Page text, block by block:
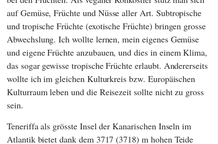
auf Gemüse, Früchte und Nüsse aller Art. Subtropische
und tropische Früchte (exotische Früchte) bringen grosse
Abwechslung. Ich wollte lernen, mein eigenes Gemüse
und eigene Früchte anzubauen, und dies in einem Klima,
das sogar gewisse tropische Früchte erlaubt. Andererseits
wollte ich im gleichen Kulturkreis bzw. Europäischen
Kulturraum leben und die Reisezeit sollte nicht zu gross
sein.
Teneriffa als grösste Insel der Kanarischen Inseln im
Atlantik bietet dank dem 3717 (3718) m hohen Teide